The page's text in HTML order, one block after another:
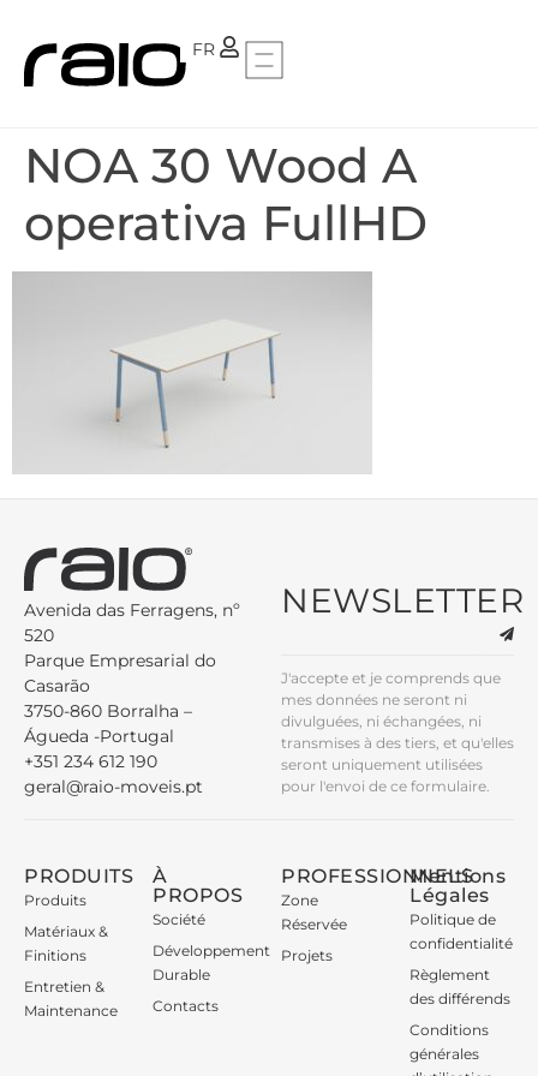
FR
PT
NOA 30 Wood A
operativa FullHD
Avenida das Ferragens, nº
520
Parque Empresarial do
Casarão
3750-860 Borralha –
Águeda -Portugal
+351 234 612 190
geral@raio-moveis.pt
NEWSLETTER
J'accepte et je comprends que
mes données ne seront ni
divulguées, ni échangées, ni
transmises à des tiers, et qu'elles
seront uniquement utilisées
pour l'envoi de ce formulaire.
PRODUITS
Produits
Matériaux &
Finitions
Entretien &
Maintenance
À
PROPOS
Société
Développement
Durable
Contacts
PROFESSIONNELS
Zone
Réservée
Projets
Mentions
Légales
Politique de
confidentialité
Règlement
des différends
Conditions
générales